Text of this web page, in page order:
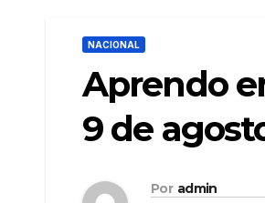
NACIONAL
Aprendo
9 de
Por admin